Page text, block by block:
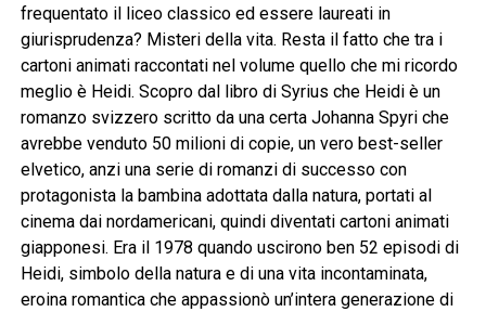
frequentato il liceo classico ed essere laureati in
giurisprudenza? Misteri della vita. Resta il fatto che tra i
cartoni animati raccontati nel volume quello che mi ricordo
meglio è Heidi. Scopro dal libro di Syrius che Heidi è un
romanzo svizzero scritto da una certa Johanna Spyri che
avrebbe venduto 50 milioni di copie, un vero best-seller
elvetico, anzi una serie di romanzi di successo con
protagonista la bambina adottata dalla natura, portati al
cinema dai nordamericani, quindi diventati cartoni animati
giapponesi. Era il 1978 quando uscirono ben 52 episodi di
Heidi, simbolo della natura e di una vita incontaminata,
eroina romantica che appassionò un’intera generazione di